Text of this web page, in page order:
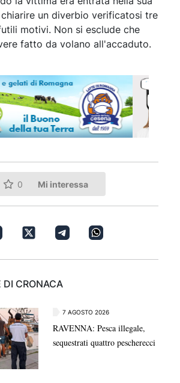
un diverbio verificatosi tre
motivi. Non si esclude che
fatto da volano all'accaduto.
0 Mi interessa
DI CRONACA
7 AGOSTO 2026
RAVENNA: Pesca illegale,
sequestrati quattro pescherecci